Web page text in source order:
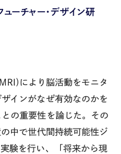
ーチャー・デザイン研
により脳活動をモニタ
インがなぜ有効なのかを
の重要性を論じた。その
中で世代間持続可能性ジ
験を行い、「将来から現